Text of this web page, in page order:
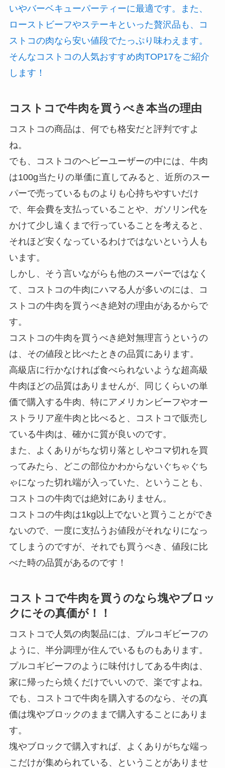
いやバーベキューパーティーに最適です。また、
ローストビーフやステーキといった贅沢品も、コ
ストコの肉なら安い値段でたっぷり味わえます。
そんなコストコの人気おすすめ肉TOP17をご紹介
します！
コストコで牛肉を買うべき本当の理由
コストコの商品は、何でも格安だと評判ですよ
ね。
でも、コストコのヘビーユーザーの中には、牛肉
は100g当たりの単価に直してみると、近所のスー
パーで売っているものよりも心持ちやすいだけ
で、年会費を支払っていることや、ガソリン代を
かけて少し遠くまで行っていることを考えると、
それほど安くなっているわけではないという人も
います。
しかし、そう言いながらも他のスーパーではなく
て、コストコの牛肉にハマる人が多いのには、コ
ストコの牛肉を買うべき絶対の理由があるからで
す。
コストコの牛肉を買うべき絶対無理言うというの
は、その値段と比べたときの品質にあります。
高級店に行かなければ食べられないような超高級
牛肉ほどの品質はありませんが、同じくらいの単
価で購入する牛肉、特にアメリカンビーフやオー
ストラリア産牛肉と比べると、コストコで販売し
ている牛肉は、確かに質が良いのです。
また、よくありがちな切り落としやコマ切れを買
ってみたら、どこの部位かわからないぐちゃぐち
ゃになった切れ端が入っていた、ということも、
コストコの牛肉では絶対にありません。
コストコの牛肉は1kg以上でないと買うことができ
ないので、一度に支払うお値段がそれなりになっ
てしまうのですが、それでも買うべき、値段に比
べた時の品質があるのです！
コストコで牛肉を買うのなら塊やブロッ
クにその真価が！！
コストコで人気の肉製品には、プルコギビーフの
ように、半分調理が住んでいるものもあります。
プルコギビーフのように味付けしてある牛肉は、
家に帰ったら焼くだけでいいので、楽ですよね。
でも、コストコで牛肉を購入するのなら、その真
価は塊やブロックのままで購入することにありま
す。
塊やブロックで購入すれば、よくありがちな端っ
こだけが集められている、ということがありませ